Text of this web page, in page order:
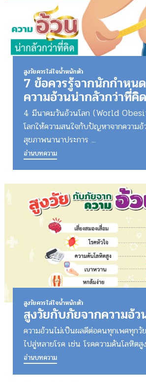
สูงวัยควรใส่ใจน้ำหนักตัว
7 ข้อควรรู้จากนักกำหน
ความอ้วนน่ากลัวกว่าที่คิด
4 มีนาคมวันอ้วนโลก (World
โลกให้ความสนใจกับปัญหาจากความ
สุขภาพนานาประการ ...
อ่านบทความ
สูงวัยควรใส่ใจน้ำหนักตัว
สูงวัยกับภัยจากความอ้ว
ความอ้วนไม่เป็นผลดีต่อคนทุกเพศทุกวั
ไปสู่หลายโรค เช่น โรคความดันโลหิตสู
อ่านบทความ